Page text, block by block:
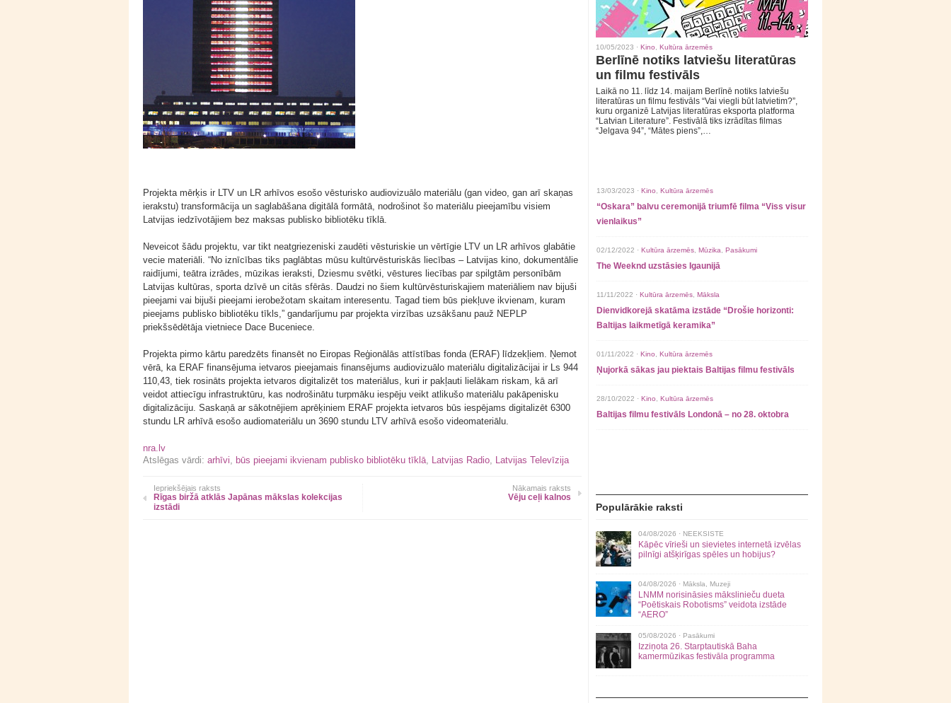
Projekta mērķis ir LTV un LR arhīvos esošo vēsturisko audiovizuālo materiālu (gan video, gan arī skaņas
ierakstu) transformācija un saglabāšana digitālā formātā, nodrošinot šo materiālu pieejamību visiem
Latvijas iedzīvotājiem bez maksas publisko bibliotēku tīklā.
Neveicot šādu projektu, var tikt neatgriezeniski zaudēti vēsturiskie un vērtīgie LTV un LR arhīvos glabātie
vecie materiāli. “No iznīcības tiks paglābtas mūsu kultūrvēsturiskās liecības – Latvijas kino, dokumentālie
raidījumi, teātra izrādes, mūzikas ieraksti, Dziesmu svētki, vēstures liecības par spilgtām personībām
Latvijas kultūras, sporta dzīvē un citās sfērās. Daudzi no šiem kultūrvēsturiskajiem materiāliem nav bijuši
pieejami vai bijuši pieejami ierobežotam skaitam interesentu. Tagad tiem būs piekļuve ikvienam, kuram
pieejams publisko bibliotēku tīkls,” gandarījumu par projekta virzības uzsākšanu pauž NEPLP
priekšsēdētāja vietniece Dace Buceniece.
Projekta pirmo kārtu paredzēts finansēt no Eiropas Reģionālās attīstības fonda (ERAF) līdzekļiem. Ņemot
vērā, ka ERAF finansējuma ietvaros pieejamais finansējums audiovizuālo materiālu digitalizācijai ir Ls 944
110,43, tiek rosināts projekta ietvaros digitalizēt tos materiālus, kuri ir pakļauti lielākam riskam, kā arī
veidot attiecīgu infrastruktūru, kas nodrošinātu turpmāku iespēju veikt atlikušo materiālu pakāpenisku
digitalizāciju. Saskaņā ar sākotnējiem aprēķiniem ERAF projekta ietvaros būs iespējams digitalizēt 6300
stundu LR arhīvā esošo audiomateriālu un 3690 stundu LTV arhīvā esošo videomateriālu.
nra.lv
Atslēgas vārdi: arhīvi, būs pieejami ikvienam publisko bibliotēku tīklā, Latvijas Radio, Latvijas Televīzija
Iepriekšējais raksts
Rīgas biržā atklās Japānas mākslas kolekcijas
izstādi
Nākamais raksts
Vēju ceļi kalnos
10/05/2023 · Kino Kultūra ārzemēs
Berlīnē notiks latviešu literatūras
un filmu festivāls
Laikā no 11. līdz 14. maijam Berlīnē notiks latviešu
literatūras un filmu festivāls “Vai viegli būt latvietim?”,
kuru organizē Latvijas literatūras eksporta platforma
“Latvian Literature”. Festivālā tiks izrādītas filmas
“Jelgava 94”, “Mātes piens”,…
13/03/2023 · Kino Kultūra ārzemēs
“Oskara” balvu ceremonijā triumfē filma “Viss visur
vienlaikus”
02/12/2022 · Kultūra ārzemēs Mūzika Pasākumi
The Weeknd uzstāsies Igaunijā
11/11/2022 · Kultūra ārzemēs Māksla
Dienvidkorejā skatāma izstāde “Drošie horizonti:
Baltijas laikmetīgā keramika”
01/11/2022 · Kino Kultūra ārzemēs
Ņujorkā sākas jau piektais Baltijas filmu festivāls
28/10/2022 · Kino Kultūra ārzemēs
Baltijas filmu festivāls Londonā – no 28. oktobra
Populārākie raksti
04/08/2026 · NEEKSISTE
Kāpēc vīrieši un sievietes internetā izvēlas
pilnīgi atšķirīgas spēles un hobijus?
04/08/2026 · Māksla Muzeji
LNMM norisināsies mākslinieču dueta
“Poētiskais Robotisms” veidota izstāde
“AERO”
05/08/2026 · Pasākumi
Izziņota 26. Starptautiskā Baha
kamermūzikas festivāla programma